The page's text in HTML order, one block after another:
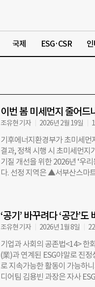
국제 ESG·CSR
이번 봄 미세먼지 줄어
조유현 기자 2026년 2월 19일
기후에너지환경부가 초미세먼
결과, 정책 시행 시 초미세먼지
기질 개선을 위한 2026년 ‘우
다. 선정 지역은 ▲서부산스마
단지(제주) 등이다. 기존에는
뿐 아니라 아스콘, 석회·플라스
을 확대해 총 18곳을 선정했다
한 소규모 대기오염물질 배출
및 사물인터넷(IoT) 측정기기
다. 이를 통해 중소기업의 비용
한다. 기후부는 지방정부와 협
‘공기’ 바꾸려다 ‘공간’
조유현 기자 2026년 1월 8일
기업과 사회의 공존법<14> 한
(業)과 연계된 ESG야말로 진
로 지속가능한 활동이 가능하
디어팀 김용빈 과장은 자사